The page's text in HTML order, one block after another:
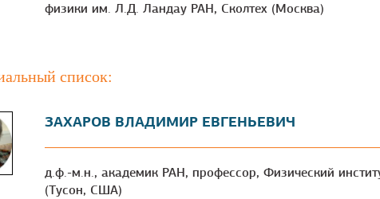
физики им. Л.Д. Ландау РАН, Сколтех (Москва)
список:
ЗАХАРОВ ВЛАДИМИР ЕВГЕНЬЕВИЧ
д.ф.-м.н., академик РАН, профессор, Физический
(Тусон, США)